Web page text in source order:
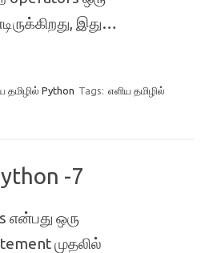
இது…
தமிழில் Python Tags: எளிய தமிழில்
-7
என்பது ஒரு
முதலில்